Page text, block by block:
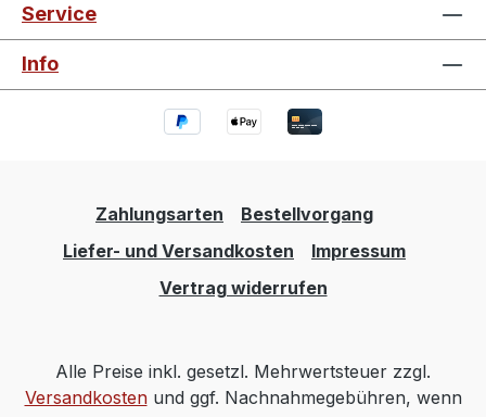
Service
Info
Zahlungsarten
Bestellvorgang
Liefer- und Versandkosten
Impressum
Vertrag widerrufen
Alle Preise inkl. gesetzl. Mehrwertsteuer zzgl.
Versandkostenund ggf. Nachnahmegebühren, wenn